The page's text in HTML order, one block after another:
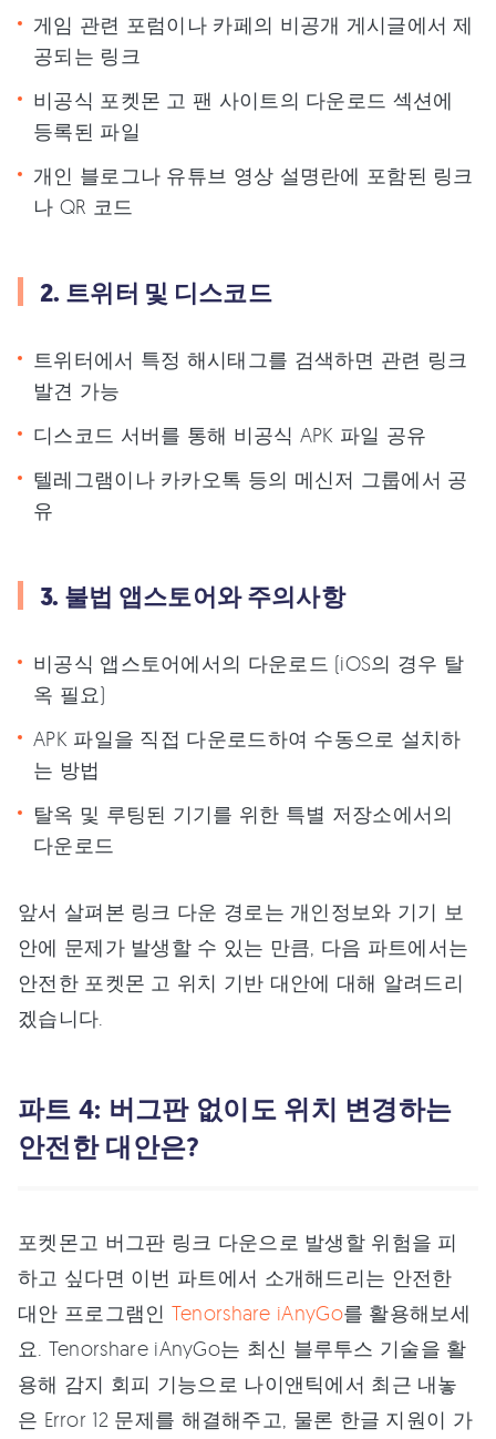
게임 관련 포럼이나 카페의 비공개 게시글에서 제
공되는 링크
비공식 포켓몬 고 팬 사이트의 다운로드 섹션에
등록된 파일
개인 블로그나 유튜브 영상 설명란에 포함된 링크
나 QR 코드
2. 트위터 및 디스코드
트위터에서 특정 해시태그를 검색하면 관련 링크
발견 가능
디스코드 서버를 통해 비공식 APK 파일 공유
텔레그램이나 카카오톡 등의 메신저 그룹에서 공
유
3. 불법 앱스토어와 주의사항
비공식 앱스토어에서의 다운로드 (iOS의 경우 탈
옥 필요)
APK 파일을 직접 다운로드하여 수동으로 설치하
는 방법
탈옥 및 루팅된 기기를 위한 특별 저장소에서의
다운로드
앞서 살펴본 링크 다운 경로는 개인정보와 기기 보
안에 문제가 발생할 수 있는 만큼, 다음 파트에서는
안전한 포켓몬 고 위치 기반 대안에 대해 알려드리
겠습니다.
파트 4: 버그판 없이도 위치 변경하는
안전한 대안은?
포켓몬고 버그판 링크 다운으로 발생할 위험을 피
하고 싶다면 이번 파트에서 소개해드리는 안전한
대안 프로그램인 Tenorshare iAnyGo를 활용해보세
요. Tenorshare iAnyGo는 최신 블루투스 기술을 활
용해 감지 회피 기능으로 나이앤틱에서 최근 내놓
은 Error 12 문제를 해결해주고, 물론 한글 지원이 가